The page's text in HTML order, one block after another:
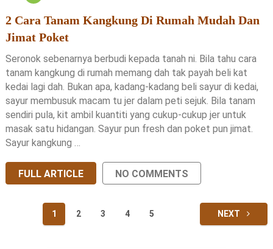
2 Cara Tanam Kangkung Di Rumah Mudah Dan
Jimat Poket
Seronok sebenarnya berbudi kepada tanah ni. Bila tahu cara
tanam kangkung di rumah memang dah tak payah beli kat
kedai lagi dah. Bukan apa, kadang-kadang beli sayur di kedai,
sayur membusuk macam tu jer dalam peti sejuk. Bila tanam
sendiri pula, kit ambil kuantiti yang cukup-cukup jer untuk
masak satu hidangan. Sayur pun fresh dan poket pun jimat.
Sayur kangkung …
FULL ARTICLE NO COMMENTS
1 2 3 4 5 NEXT